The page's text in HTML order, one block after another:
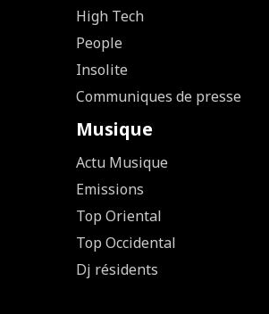
High Tech
People
Insolite
Communiques de presse
Musique
Actu Musique
Emissions
Top Oriental
Top Occidental
Dj résidents